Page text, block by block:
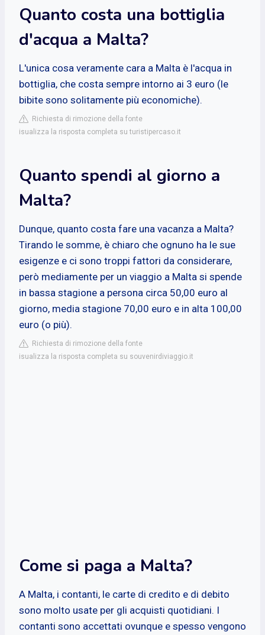
Quanto costa una bottiglia
d'acqua a Malta?
L'unica cosa veramente cara a Malta è l'acqua in
bottiglia, che costa sempre intorno ai 3 euro (le
bibite sono solitamente più economiche).
Richiesta di rimozione della fonte
isualizza la risposta completa su turistipercaso.it
Quanto spendi al giorno a
Malta?
Dunque, quanto costa fare una vacanza a Malta?
Tirando le somme, è chiaro che ognuno ha le sue
esigenze e ci sono troppi fattori da considerare,
però mediamente per un viaggio a Malta si spende
in bassa stagione a persona circa 50,00 euro al
giorno, media stagione 70,00 euro e in alta 100,00
euro (o più).
Richiesta di rimozione della fonte
isualizza la risposta completa su souvenirdiviaggio.it
Come si paga a Malta?
A Malta, i contanti, le carte di credito e di debito
sono molto usate per gli acquisti quotidiani. I
contanti sono accettati ovunque e spesso vengono